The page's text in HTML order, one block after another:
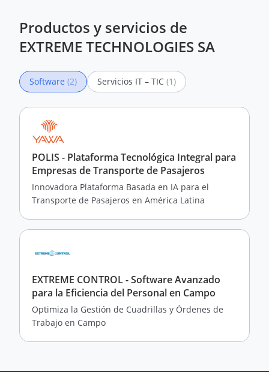
Productos y servicios de
EXTREME TECHNOLOGIES SA
Software (2) Servicios IT – TIC (1)
POLIS - Plataforma Tecnológica Integral para
Empresas de Transporte de Pasajeros
Innovadora Plataforma Basada en IA para el
Transporte de Pasajeros en América Latina
EXTREME CONTROL - Software Avanzado
para la Eficiencia del Personal en Campo
Optimiza la Gestión de Cuadrillas y Órdenes de
Trabajo en Campo